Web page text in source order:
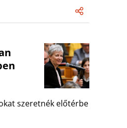
szeretnék előtérbe